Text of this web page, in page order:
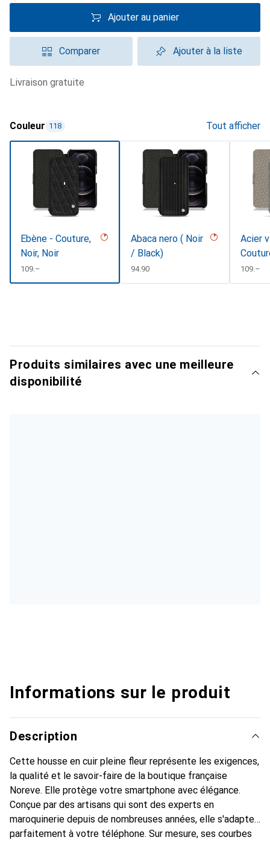
Ajouter au panier
Comparer Ajouter à la liste
livraison gratuite
Couleur 118 Tout afficher
Ebène - Couture,
Noir, Noir
CHF
109.–
Abaca nero ( Noir
/ Black)
CHF
94.90
Acier
CHF
109.–
Produits similaires avec une meilleure
disponibilité
Informations sur le produit
Description
Cette housse en cuir pleine fleur représente les exigences,
la qualité et le savoir-faire de la boutique française
Noreve. Elle protège votre smartphone avec élégance.
Conçue par des artisans qui sont des experts en
maroquinerie depuis de nombreuses années, elle s'adapte
parfaitement à votre téléphone. Sur mesure, ses courbes